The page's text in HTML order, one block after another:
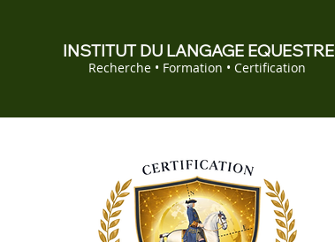
INSTITUT DU LANGAGE EQUESTRE
Recherche • Formation • Certification